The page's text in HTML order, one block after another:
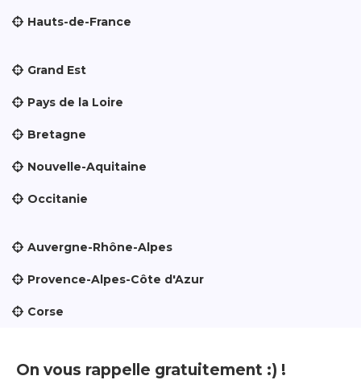
Hauts-de-France
Grand Est
Pays de la Loire
Bretagne
Nouvelle-Aquitaine
Occitanie
Auvergne-Rhône-Alpes
Provence-Alpes-Côte d'Azur
Corse
On vous rappelle gratuitement :) !